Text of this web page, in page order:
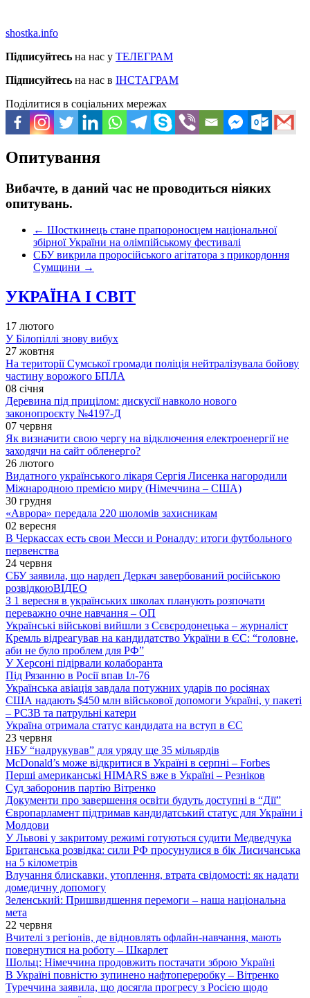
shostka.info
Підписуйтесь на нас у ТЕЛЕГРАМ
Підписуйтесь на нас в ІНСТАГРАМ
Поділитися в соціальних мережах
Опитування
Вибачте, в даний час не проводиться ніяких
опитувань.
← Шосткинець стане прапороносцем національної
збірної України на олімпійському фестивалі
СБУ викрила проросійського агітатора з прикордоння
Сумщини →
УКРАЇНА І СВІТ
17 лютого
У Білопіллі знову вибух
27 жовтня
На території Сумської громади поліція нейтралізувала бойову
частину ворожого БПЛА
08 січня
Деревина під прицілом: дискусії навколо нового
законопроєкту №4197-Д
07 червня
Як визначити свою чергу на відключення електроенергії не
заходячи на сайт обленерго?
26 лютого
Видатного українського лікаря Сергія Лисенка нагородили
Міжнародною премією миру (Німеччина – США)
30 грудня
«Аврора» передала 220 шоломів захисникам
02 вересня
В Черкассах есть свои Месси и Роналду: итоги футбольного
первенства
24 червня
СБУ заявила, що нардеп Деркач завербований російською
розвідкоюВІДЕО
З 1 вересня в українських школах планують розпочати
переважно очне навчання – ОП
Українські військові вийшли з Сєвєродонецька – журналіст
Кремль відреагував на кандидатство України в ЄС: “головне,
аби не було проблем для РФ”
У Херсоні підірвали колаборанта
Під Рязанню в Росії впав Іл-76
Українська авіація завдала потужних ударів по росіянах
США надають $450 млн військової допомоги Україні, у пакеті
– РСЗВ та патрульні катери
Україна отримала статус кандидата на вступ в ЄС
23 червня
НБУ “надрукував” для уряду ще 35 мільярдів
McDonald’s може відкритися в Україні в серпні – Forbes
Перші американські HIMARS вже в Україні – Резніков
Суд заборонив партію Вітренко
Документи про завершення освіти будуть доступні в “Дії”
Європарламент підтримав кандидатський статус для України і
Молдови
У Львові у закритому режимі готуються судити Медведчука
Британська розвідка: сили РФ просунулися в бік Лисичанська
на 5 кілометрів
Влучання блискавки, утоплення, втрата свідомості: як надати
домедичну допомогу
Зеленський: Пришвидшення перемоги – наша національна
мета
22 червня
Вчителі з регіонів, де відновлять офлайн-навчання, мають
повернутися на роботу – Шкарлет
Шольц: Німеччина продовжить постачати зброю Україні
В Україні повністю зупинено нафтопереробку – Вітренко
Туреччина заявила, що досягла прогресу з Росією щодо